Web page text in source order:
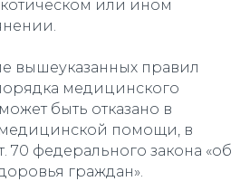
или ином
вышеуказанных правил
медицинского
быть отказано в
помощи, в
70 федерального закона «об
граждан».